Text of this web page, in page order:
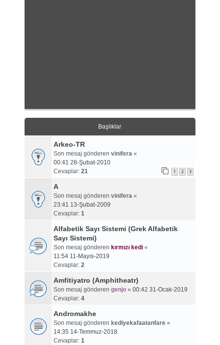
Başlıklar
Arkeo-TR
Son mesaj gönderen vinifera«
00:41 28-Şubat-2010
Cevaplar: 21 1 2 3
A
Son mesaj gönderen vinifera«
23:41 13-Şubat-2009
Cevaplar: 1
Alfabetik Sayı Sistemi (Grek Alfabetik
Sayı Sistemi)
Son mesaj gönderen kırmızı kedi«
11:54 11-Mayıs-2019
Cevaplar: 2
Amfitiyatro (Amphitheatr)
Son mesaj gönderen genjo« 00:42 31-Ocak-2019
Cevaplar: 4
Andromakhe
Son mesaj gönderen kediyekafaatanfare«
14:35 14-Temmuz-2018
Cevaplar: 1